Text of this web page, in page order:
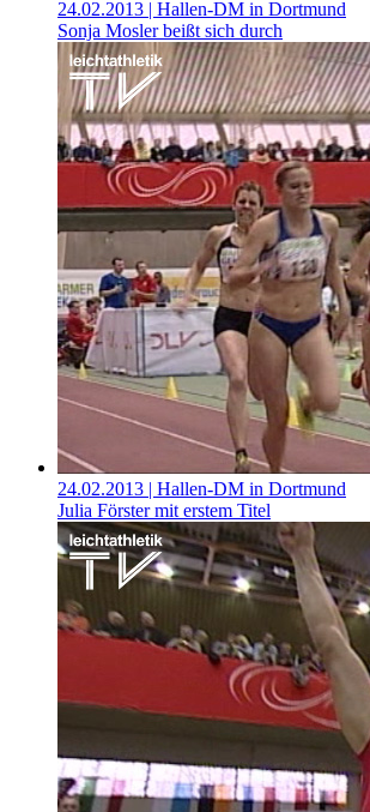
24.02.2013 | Hallen-DM in Dortmund
Sonja Mosler beißt sich durch
24.02.2013 | Hallen-DM in Dortmund
Julia Förster mit erstem Titel